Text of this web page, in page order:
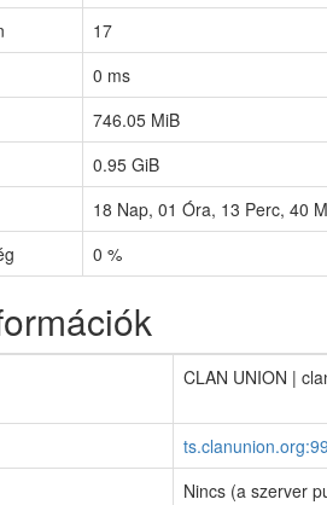
17
0 ms
746.05 MiB
0.95 GiB
18 Nap, 01 Óra, 13 Perc, 40
0 %
CLAN UNION |
Nincs (a szerver